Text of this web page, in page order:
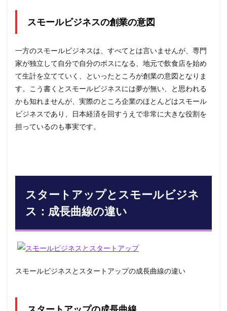
スモールビジネスの創業の意図
一方のスモールビジネスは、すべてとは言いませんが、専門
家が独立して自分で自分のボスになる、地元で飲食店を始め
て生計を立てていく、といったところが創業の意図となりま
す。こう書くとスモールビジネスには夢が無い、と思われる
かも知れませんが、実際のところ企業のほとんどはスモール
ビジネスであり、日本経済を回すうえで非常に大きな役割を
担っているのも事実です。
スタートアップとスモールビジネ
ス：成長曲線の違い
スモールビジネスとスタートアップの成長曲線の違い